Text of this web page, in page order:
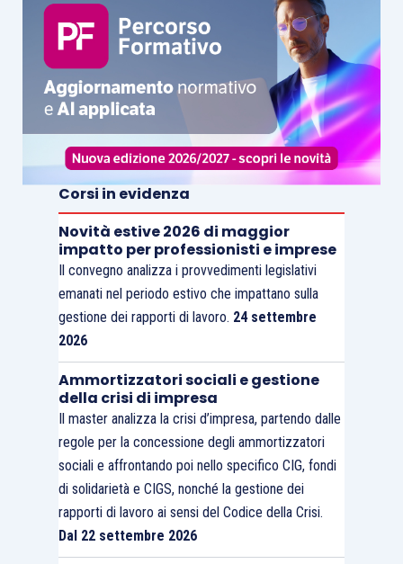
Corsi in evidenza
Novità estive 2026 di maggior
impatto per professionisti e imprese
Il convegno analizza i provvedimenti legislativi
emanati nel periodo estivo che impattano sulla
gestione dei rapporti di lavoro. 24 settembre
2026
Ammortizzatori sociali e gestione
della crisi di impresa
Il master analizza la crisi d’impresa, partendo dalle
regole per la concessione degli ammortizzatori
sociali e affrontando poi nello specifico CIG, fondi
di solidarietà e CIGS, nonché la gestione dei
rapporti di lavoro ai sensi del Codice della Crisi.
Dal 22 settembre 2026